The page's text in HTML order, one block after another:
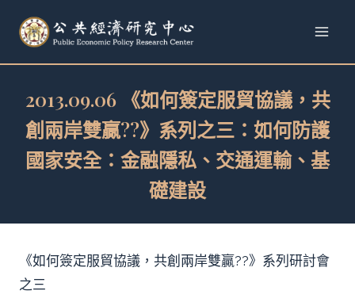
2013.09.06 《如何簽定服貿協議，共
創兩岸雙贏??》系列之三：如何防護
國家安全：金融隱私、交通運輸、基
礎建設
《如何簽定服貿協議，共創兩岸雙贏??》系列研討會
之三